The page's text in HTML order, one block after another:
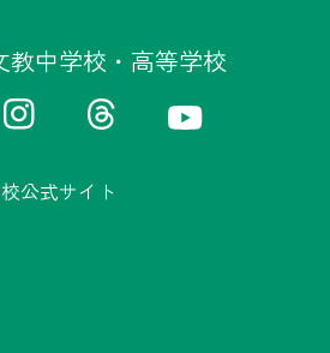
教中学校・高等学校
公式サイト